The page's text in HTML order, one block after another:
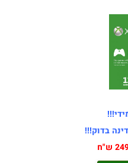
בדוק!!!
ש"ח